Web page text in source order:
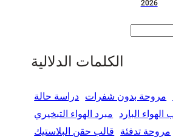
الكلمات الدلالية
بدون شفرات دراسة حالة
البارد مبرد الهواء التبخيري
تدفئة قالب حقن البلاستيك